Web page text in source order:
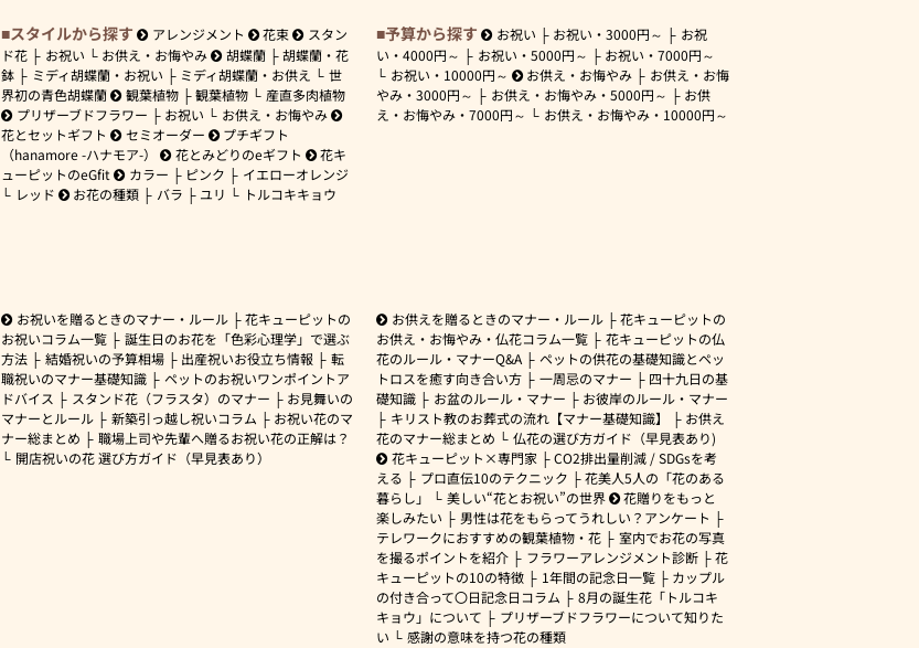
スタイルから探す アレンジメント 花束
スタン
ド花
お祝い お供え・お悔やみ 胡蝶蘭
胡蝶蘭・花
鉢
ミディ胡蝶蘭・お祝い ミディ胡蝶蘭・お供え
世
界初の青色胡蝶蘭
観葉植物 観葉植物
産直多肉植物
プリザーブドフラワー
お祝い
お供え・お悔やみ
花とセットギフト
セミオーダー
プチギフト
（hanamore -ハナモア-）
花とみどりのeギフト
花キ
ューピットのeGfit
カラー ピンク
イエローオレンジ
レッド
お花の種類 バラ ユリ トルコキキョウ
予算から探す お祝い お祝い・3000円～
お祝
い・ 4000円～ お祝い・ 5000円～ お祝い・7000円～
お祝い・ 10000円～ お供え・お悔やみ
お供え・お悔
やみ・ 3000円～ お供え・お悔やみ・ 5000円～
お供
え・お悔やみ・ 7000円～ お供え・お悔やみ・ 10000円～
お祝いを贈るときのマナー・ルール
花キューピットの
お祝いコラム一覧
誕生日のお花を「色彩心理学」で選ぶ
方法
結婚祝いの予算相場 出産祝いお役立ち情報
転
職祝いのマナー基礎知識
ペットのお祝いワンポイントア
ドバイス
スタンド花（フラスタ）のマナー
お見舞いの
マナーとルール
新築引っ越し祝いコラム
お祝い花のマ
ナー総まとめ
職場上司や先輩へ贈るお祝い花の正解は？
開店祝いの花 選び方ガイド（早見表あり）
お供えを贈るときのマナー・ルール
花キューピットの
お供え・お悔やみ・仏花コラム一覧
花キューピットの仏
花のルール・マナーQ&A
ペットの供花の基礎知識とペッ
トロスを癒す向き合い方
一周忌のマナー
四十九日の基
礎知識
お盆のルール・マナー
お彼岸のルール・マナー
キリスト教のお葬式の流れ【マナー基礎知識】
お供え
花のマナー総まとめ
仏花の選び方ガイド（早見表あり)
花キューピット×専門家
CO2排出量削減 / SDGsを考
える
プロ直伝10のテクニック
花美人5人の「花のある
暮らし」
美しい“花とお祝い”の世界
花贈りをもっと
楽しみたい
男性は花をもらってうれしい？アンケート
テレワークにおすすめの観葉植物・花
室内でお花の写真
を撮るポイントを紹介
フラワーアレンジメント診断
花
キューピットの10の特徴
1年間の記念日一覧
カップル
の付き合って〇日記念日コラム
8月の誕生花「トルコキ
キョウ」について
プリザーブドフラワーについて知りた
い
感謝の意味を持つ花の種類